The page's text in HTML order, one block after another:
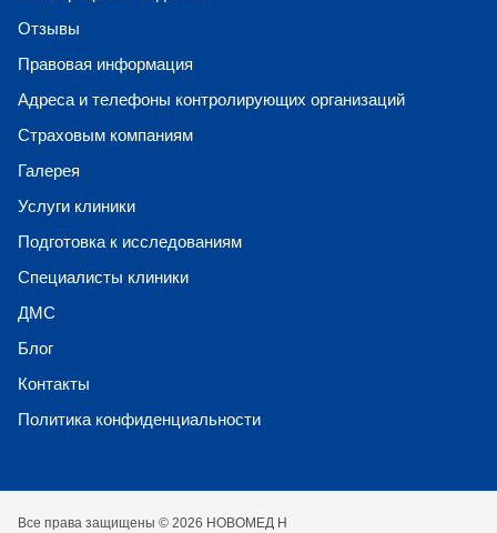
Отзывы
Правовая информация
Адреса и телефоны контролирующих организаций
Страховым компаниям
Галерея
Услуги клиники
Подготовка к исследованиям
Специалисты клиники
ДМС
Блог
Контакты
Политика конфиденциальности
Все права защищены © 2026 НОВОМЕД Н